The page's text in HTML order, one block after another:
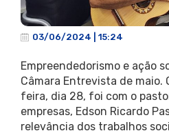
03/06/2024 | 15:24
Empreendedorismo e ação
Câmara Entrevista de
feira, dia 28, foi com o
empresas, Edson Ricardo
relevância dos trabalhos